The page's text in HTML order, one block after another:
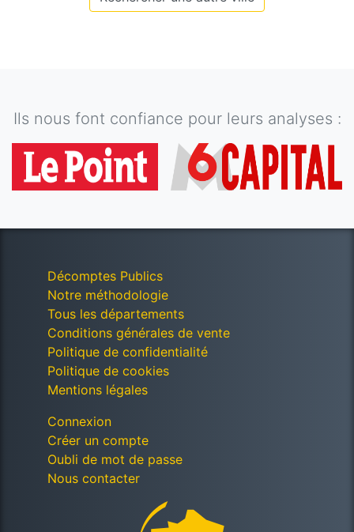
Ils nous font confiance pour leurs analyses :
Décomptes Publics
Notre méthodologie
Tous les départements
Conditions générales de vente
Politique de confidentialité
Politique de cookies
Mentions légales
Connexion
Créer un compte
Oubli de mot de passe
Nous contacter